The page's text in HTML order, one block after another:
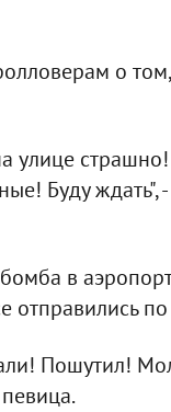
о
улице
Буду
в
отправились
Пошутил!